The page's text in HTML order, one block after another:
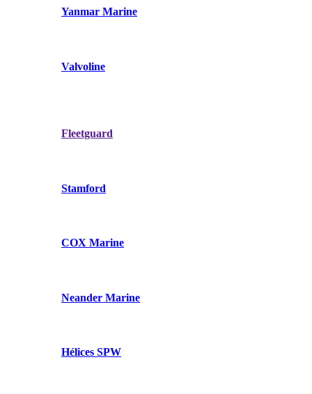
Yanmar Marine
Valvoline
Fleetguard
Stamford
COX Marine
Neander Marine
Hélices SPW